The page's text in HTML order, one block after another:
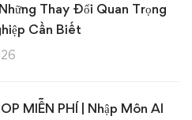
Thay Đổi Quan Trọng
Cần Biết
MIỄN PHÍ | Nhập Môn AI